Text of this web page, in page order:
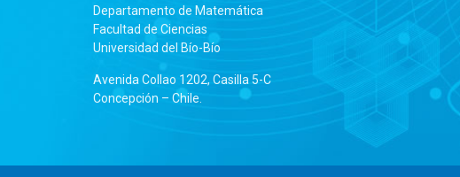
Departamento de Matemática
Facultad de Ciencias
Universidad del Bío-Bío
Avenida Collao 1202, Casilla 5-C
Concepción – Chile.